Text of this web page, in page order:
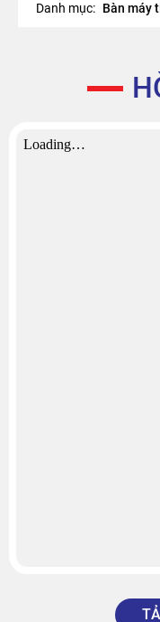
Danh mục: Bàn máy